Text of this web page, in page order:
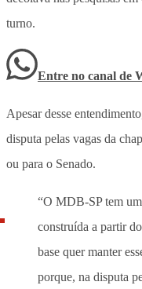
turno.
Entre no canal de
Apesar desse
disputa pelas vagas da
ou para o Senado.
“O MDB-SP tem
construída a partir
base quer manter
porque, na disputa